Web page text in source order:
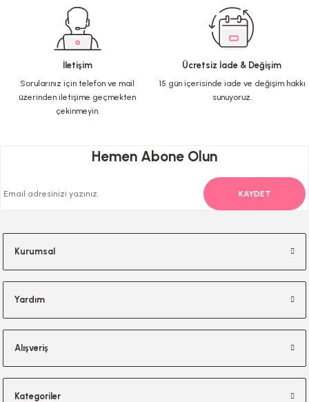
Ürün fiyatı diğer sitelerden daha pahalı.
Bu ürüne benzer farklı alternatifler olmalı.
İletişim
Sorularınız için telefon ve mail
üzerinden iletişime geçmekten
çekinmeyin.
Ücretsiz İade & Değişim
15 gün içerisinde iade ve değişim hakkı
sunuyoruz.
Hemen Abone Olun
KAYDET
Kurumsal
Yardım
Alışveriş
Kategoriler